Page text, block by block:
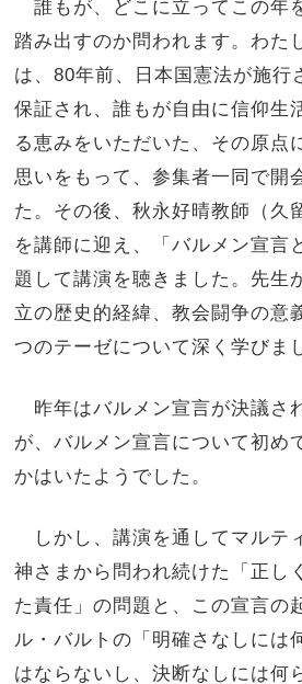
誰もが、どこに立ってこの年
踏み出すのか問われます。わた
は、80年前、日本国憲法が施行
保証され、誰もが自由に信仰生
る恵みをいただいた、その原点
思いをもって、参集者一同で開
た。その後、秋永好晴教師（久
を講師に迎え、「バルメン宣言
題して講演を聴きました。先生
立の歴史的経緯、教会闘争の意
つのテーゼについて深く学びま
昨年はバルメン宣言が決議さ
が、バルメン宣言について初め
かはいたようでした。
しかし、講演を通してマルテ
神さまから問われ続けた「正し
た責任」の問題と、この宣言の
ル・バルトの「明確さなしには
はならないし、決断なしには何